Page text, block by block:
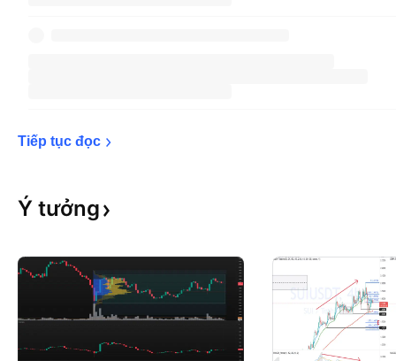
Tiếp tục đọc
Ý tưởng